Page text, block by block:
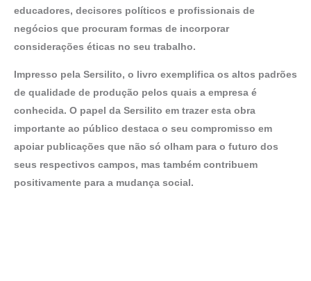
educadores, decisores políticos e profissionais de
negócios que procuram formas de incorporar
considerações éticas no seu trabalho.
Impresso pela Sersilito, o livro exemplifica os altos padrões
de qualidade de produção pelos quais a empresa é
conhecida. O papel da Sersilito em trazer esta obra
importante ao público destaca o seu compromisso em
apoiar publicações que não só olham para o futuro dos
seus respectivos campos, mas também contribuem
positivamente para a mudança social.